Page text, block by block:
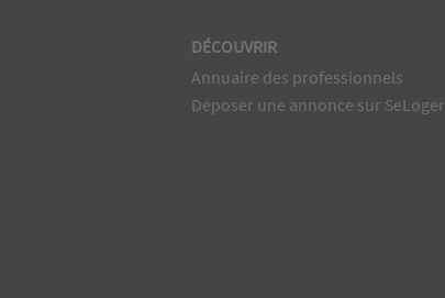
DÉCOUVRIR
Annuaire des professionnels
Déposer une annonce sur SeLoger